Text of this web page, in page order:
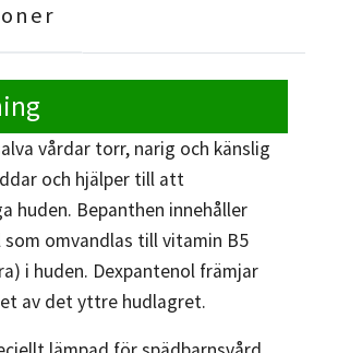
vårdar torr, narig och känslig
och hjälper till att
huden. Bepanthen innehåller
omvandlas till vitamin B5
i huden. Dexpantenol främjar
av det yttre hudlagret.